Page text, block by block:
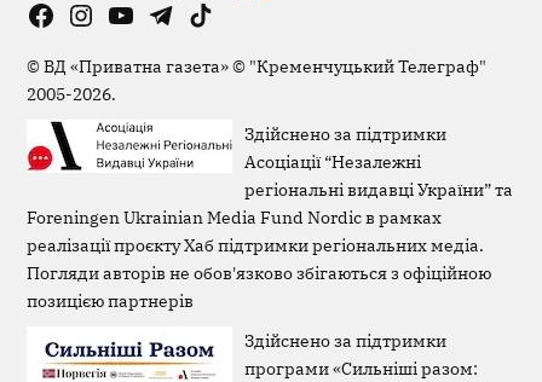
FacebookInstagram
YouTubeTelegramTikTok
©ВД «Приватна газета»© "Кременчуцький Телеграф"
2005-2026.
Здійснено за підтримки
Асоціації “Незалежні
регіональні видавці України” та
Foreningen Ukrainian Media Fund Nordic в рамках
реалізації проєкту Хаб підтримки регіональних медіа.
Погляди авторів не обов'язково збігаються з офіційною
позицією партнерів
Здійснено за підтримки
програми «Сильніші разом: